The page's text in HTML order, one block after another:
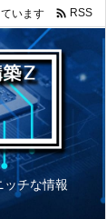
ッチな情報
います  RSS